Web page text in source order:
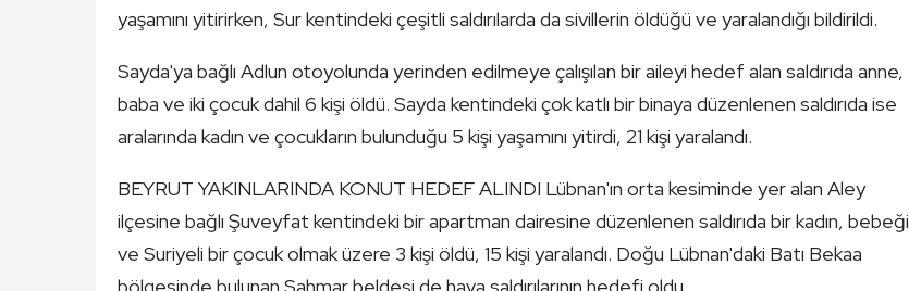
yaşamını yitirirken, Sur kentindeki çeşitli saldırılarda da sivillerin öldüğü ve yaralandığı bildirildi.
Sayda'ya bağlı Adlun otoyolunda yerinden edilmeye çalışılan bir aileyi hedef alan saldırıda anne,
baba ve iki çocuk dahil 6 kişi öldü. Sayda kentindeki çok katlı bir binaya düzenlenen saldırıda ise
aralarında kadın ve çocukların bulunduğu 5 kişi yaşamını yitirdi, 21 kişi yaralandı.
BEYRUT YAKINLARINDA KONUT HEDEF ALINDI Lübnan'ın orta kesiminde yer alan Aley
ilçesine bağlı Şuveyfat kentindeki bir apartman dairesine düzenlenen saldırıda bir kadın, bebeği
ve Suriyeli bir çocuk olmak üzere 3 kişi öldü, 15 kişi yaralandı. Doğu Lübnan'daki Batı Bekaa